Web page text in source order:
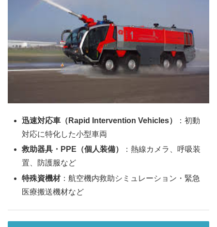
迅速対応車（Rapid Intervention Vehicles）
：初動
対応に特化した小型車両
救助器具・PPE（個人装備）
：熱線カメラ、呼吸装
置、防護服など
特殊資機材：航空機内救助シミュレーション・緊急
医療搬送機材など